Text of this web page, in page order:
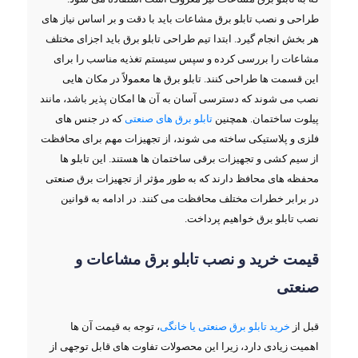
طراحی و نصب تابلو برق مشاعات باید با دقت و بر اساس نیاز های
هر بخش انجام گیرد. ابتدا تیم طراحی تابلو برق باید اجزای مختلف
مشاعات را بررسی کرده و سپس سیستم تغذیه مناسب را برای
این قسمت ‌ها طراحی کنند. تابلو برق‌ ها معمولاً در مکان ‌هایی
نصب می‌ شوند که دسترسی آسان به آن ‌ها امکان ‌پذیر باشد، مانند
پیلوت ساختمان. همچنینتابلو برق های صنعتیکه در جنس ‌های
فلزی و پلاستیکی ساخته می‌ شوند، از تجهیزات مهم برای محافظت
از سیم ‌کشی و تجهیزات برقی ساختمان‌ ها هستند. این تابلو ها
محفظه ‌های محافظ دارند که به ‌طور مؤثر از تجهیزات برق صنعتی
در برابر خطرات مختلف محافظت می‌ کنند. در ادامه به قوانین
نصب تابلو برق خواهیم پرداخت.
قیمت خرید و نصب تابلو برق مشاعات و
صنعتی
قبل از خرید تابلو برق صنعتی یا خانگی، توجه به قیمت آن ‌ها
اهمیت زیادی دارد، زیرا این محصولات تفاوت‌ های قابل توجهی از